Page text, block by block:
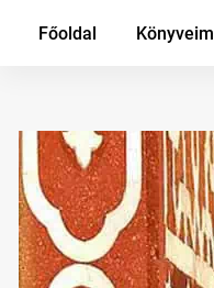
Főoldal Könyveim